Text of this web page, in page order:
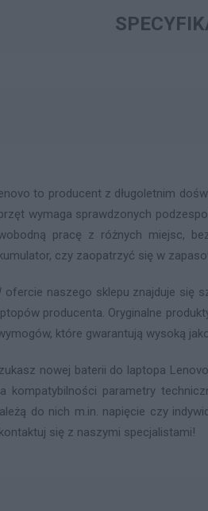
to producent z długoletnim
wymaga sprawdzonych
pracę z różnych miejsc,
czy zaopatrzyć się w
ofercie naszego sklepu znajduje się
producenta. Oryginalne
które gwarantują wysoką
nowej baterii do laptopa
kompatybilności parametry
do nich m.in. napięcie czy
się z naszymi specjalistami!